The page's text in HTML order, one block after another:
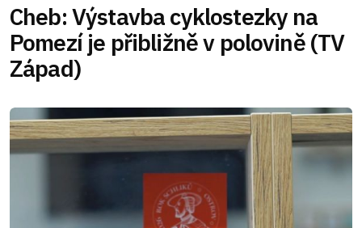
Cheb: Výstavba cyklostezky na
Pomezí je přibližně v polovině (TV
Západ)